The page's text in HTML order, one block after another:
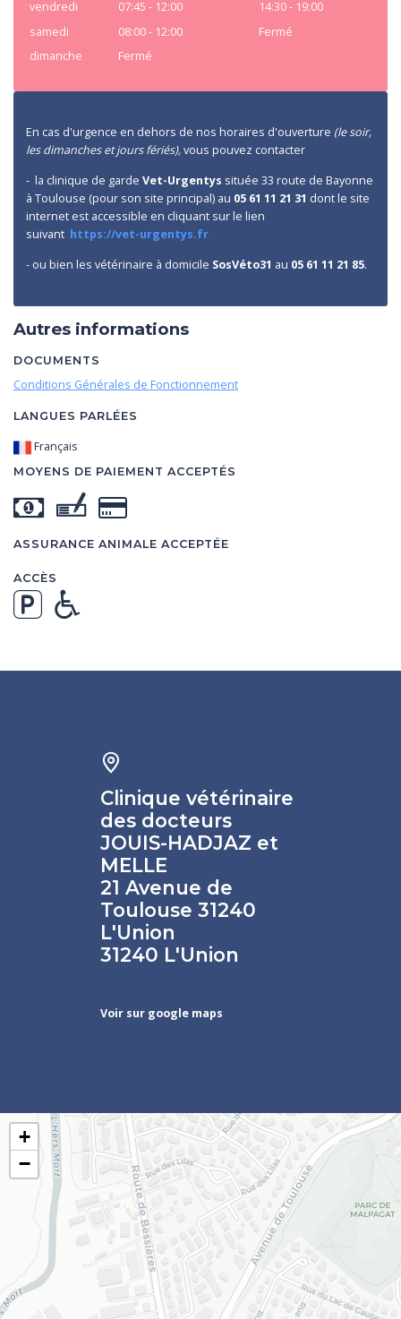
Autres informations
DOCUMENTS
Conditions Générales de Fonctionnement
LANGUES PARLÉES
Français
MOYENS DE PAIEMENT ACCEPTÉS
ASSURANCE ANIMALE ACCEPTÉE
ACCÈS
vendredi
07:45 - 12:00
14:30 - 19:00
samedi
08:00 - 12:00
Fermé
dimanche
Fermé
En cas d'urgence en dehors de nos horaires d'ouverture (le soir,
les dimanches et jours fériés),vous pouvez contacter
- la clinique de gardeVet-Urgentys située 33 route de Bayonne
à Toulouse (pour son site principal) au 05 61 11 21 31 dont le site
internet est accessible en cliquant sur le lien
suivant https://vet-urgentys.fr
- ou bien les vétérinaire à domicile SosVéto31 au 05 61 11 21 85.
Clinique vétérinaire
des docteurs
JOUIS-HADJAZ et
MELLE
21 Avenue de
Toulouse 31240
L'Union
31240 L'Union
Voir sur google maps
+
−